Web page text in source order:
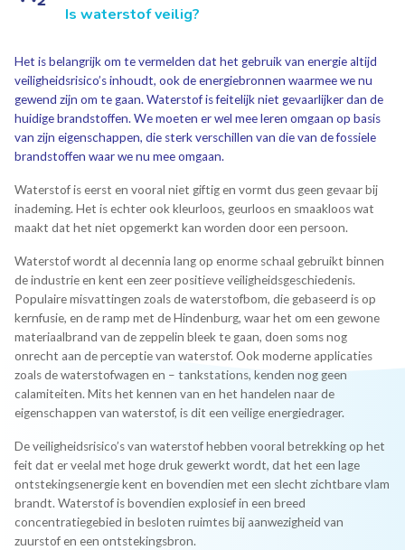
Is waterstof veilig?
Het is belangrijk om te vermelden dat het gebruik van energie altijd
veiligheidsrisico’s inhoudt, ook de energiebronnen waarmee we nu
gewend zijn om te gaan. Waterstof is feitelijk niet gevaarlijker dan de
huidige brandstoffen. We moeten er wel mee leren omgaan op basis
van zijn eigenschappen, die sterk verschillen van die van de fossiele
brandstoffen waar we nu mee omgaan.
Waterstof is eerst en vooral niet giftig en vormt dus geen gevaar bij
inademing. Het is echter ook kleurloos, geurloos en smaakloos wat
maakt dat het niet opgemerkt kan worden door een persoon.
Waterstof wordt al decennia lang op enorme schaal gebruikt binnen
de industrie en kent een zeer positieve veiligheidsgeschiedenis.
Populaire misvattingen zoals de waterstofbom, die gebaseerd is op
kernfusie, en de ramp met de Hindenburg, waar het om een gewone
materiaalbrand van de zeppelin bleek te gaan, doen soms nog
onrecht aan de perceptie van waterstof. Ook moderne applicaties
zoals de waterstofwagen en – tankstations, kenden nog geen
calamiteiten. Mits het kennen van en het handelen naar de
eigenschappen van waterstof, is dit een veilige energiedrager.
De veiligheidsrisico’s van waterstof hebben vooral betrekking op het
feit dat er veelal met hoge druk gewerkt wordt, dat het een lage
ontstekingsenergie kent en bovendien met een slecht zichtbare vlam
brandt. Waterstof is bovendien explosief in een breed
concentratiegebied in besloten ruimtes bij aanwezigheid van
zuurstof en een ontstekingsbron.